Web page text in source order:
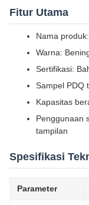
Fitur Utama
Nama
Warna:
Sertifikasi:
Sampel PDQ
Kapasitas
Penggunaan
tampilan
Spesifikasi
Parameter